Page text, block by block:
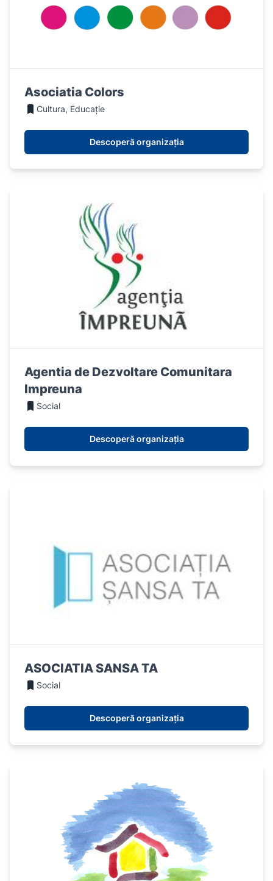
Asociatia Colors
Cultura, Educație
Descoperă organizația
Agentia de Dezvoltare Comunitara
Impreuna
Social
Descoperă organizația
ASOCIATIA SANSA TA
Social
Descoperă organizația